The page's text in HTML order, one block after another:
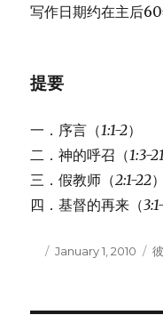
写作日期约在主后60
提要
一．序言（1:1-2）
二．神的呼召（1:3-21
三．假教师（2:1-22）
四．基督的再来（
Author
Posted
January 1, 2010